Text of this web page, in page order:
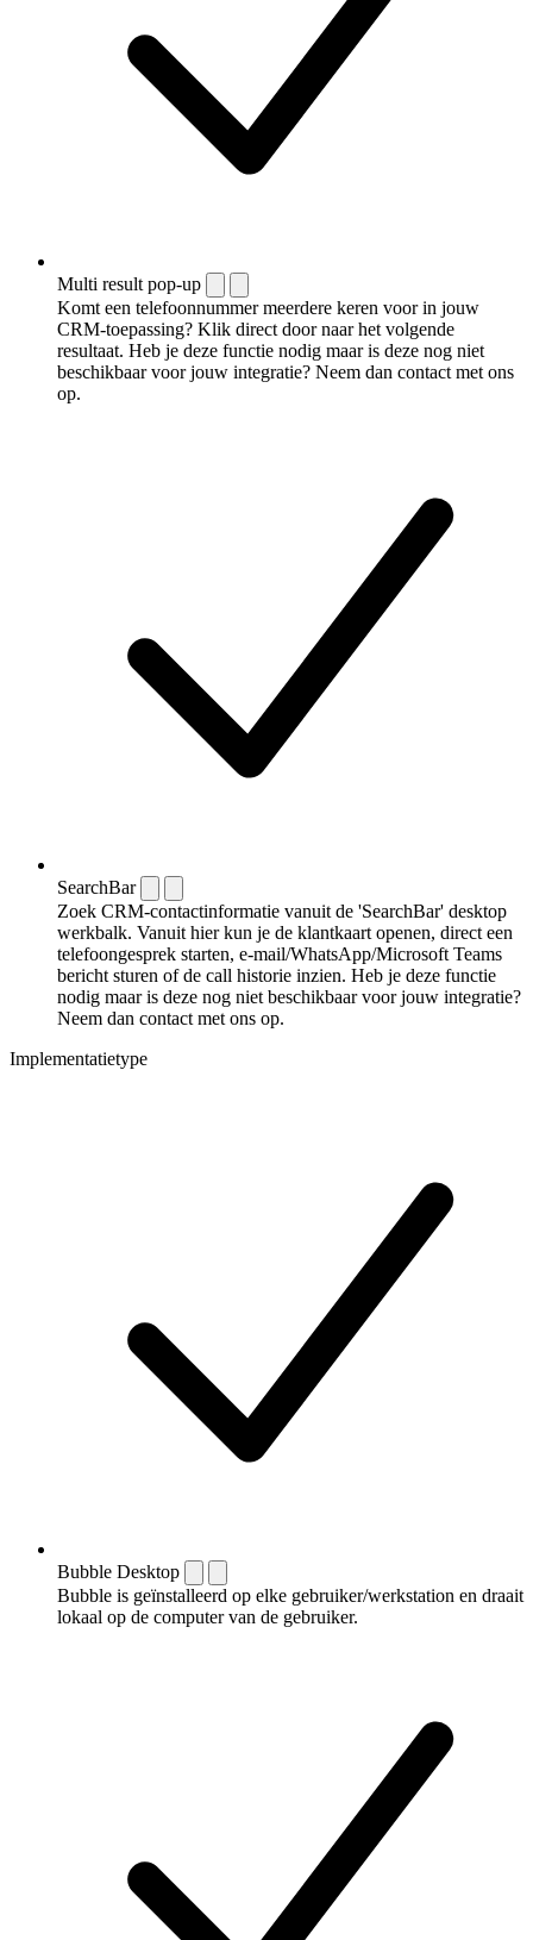
Multi result pop-up
Komt een telefoonnummer meerdere keren voor in jouw
CRM-toepassing? Klik direct door naar het volgende
resultaat. Heb je deze functie nodig maar is deze nog niet
beschikbaar voor jouw integratie? Neem dan contact met ons
op.
SearchBar
Zoek CRM-contactinformatie vanuit de 'SearchBar' desktop
werkbalk. Vanuit hier kun je de klantkaart openen, direct een
telefoongesprek starten, e-mail/WhatsApp/Microsoft Teams
bericht sturen of de call historie inzien. Heb je deze functie
nodig maar is deze nog niet beschikbaar voor jouw integratie?
Neem dan contact met ons op.
Implementatietype
Bubble Desktop
Bubble is geïnstalleerd op elke gebruiker/werkstation en draait
lokaal op de computer van de gebruiker.